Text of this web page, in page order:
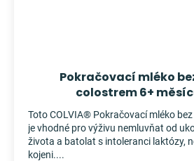
Pokračovací mléko
colostrem 6+
Toto COLVIA® Pokračovací mléko
je vhodné pro výživu nemluvňat od
života a batolat s intoleranci laktózy,
kojeni....